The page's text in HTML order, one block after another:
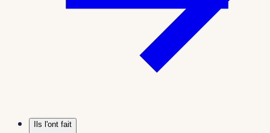
Ils l'ont fait